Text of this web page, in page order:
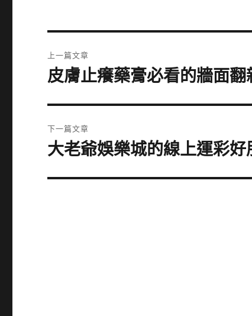
章
上一篇文章
上
篇
文
章:
皮膚止癢藥膏必看的牆面
下一篇文章
下
篇
大老爺娛樂城的線上運彩